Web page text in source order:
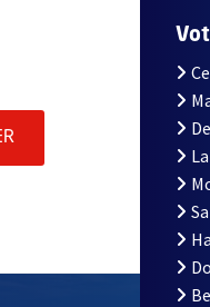
votre email (champ
ENVOYER MA